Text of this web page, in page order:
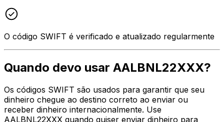
O código SWIFT é verificado e atualizado regularmente
Quando devo usar AALBNL22XXX?
Os códigos SWIFT são usados para garantir que seu
dinheiro chegue ao destino correto ao enviar ou
receber dinheiro internacionalmente. Use
AALBNL22XXX quando quiser enviar dinheiro para